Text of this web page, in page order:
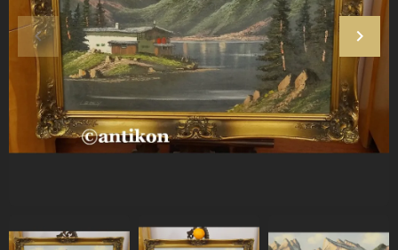
Poprzedni
keyboard_arrow_left keyboard_arrow_right